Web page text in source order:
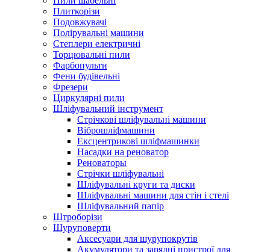
Плиткорізи
Подовжувачі
Полірувальні машини
Степлери електричні
Торцювальні пили
Фарбопульти
Фени будівельні
Фрезери
Циркулярні пили
Шліфувальний інструмент
Cтрічкові шліфувальні машини
Віброшліфмашини
Ексцентрикові шліфмашинки
Насадки на реноватор
Реноваторы
Стрічки шліфувальні
Шліфувальні круги та диски
Шліфувальні машини для стін і стелі
Шліфувальний папір
Штроборізи
Шуруповерти
Аксесуари для шурупокрутів
Акумулятори та зарядні пристрої для